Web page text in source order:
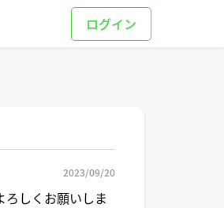
2023/09/20
しくお願いしま